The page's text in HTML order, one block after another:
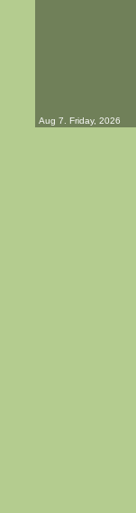
Aug 7. Friday, 2026